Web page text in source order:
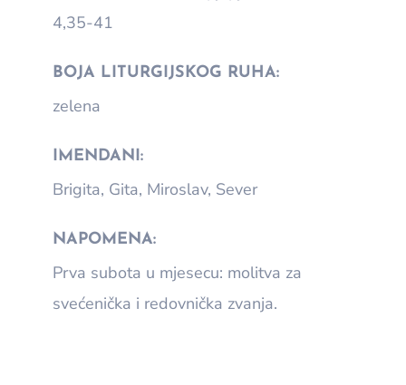
4,35-41
BOJA LITURGIJSKOG RUHA:
zelena
IMENDANI:
Brigita, Gita, Miroslav, Sever
NAPOMENA:
Prva subota u mjesecu: molitva za
svećenička i redovnička zvanja.